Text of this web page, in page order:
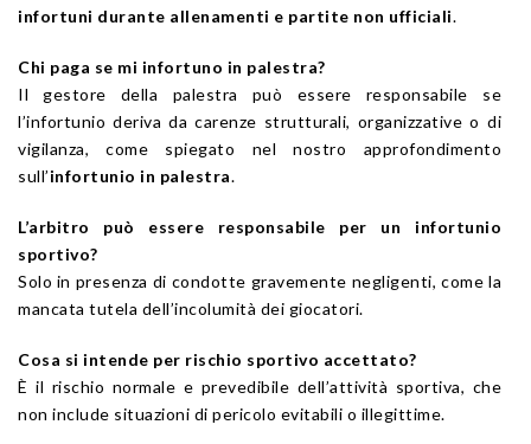
infortuni durante allenamenti e partite non ufficiali.
Chi paga se mi infortuno in palestra?
Il gestore della palestra può essere responsabile se
l’infortunio deriva da carenze strutturali, organizzative o di
vigilanza, come spiegato nel nostro approfondimento
sull’infortunio in palestra.
L’arbitro può essere responsabile per un infortunio
sportivo?
Solo in presenza di condotte gravemente negligenti, come la
mancata tutela dell’incolumità dei giocatori.
Cosa si intende per rischio sportivo accettato?
È il rischio normale e prevedibile dell’attività sportiva, che
non include situazioni di pericolo evitabili o illegittime.